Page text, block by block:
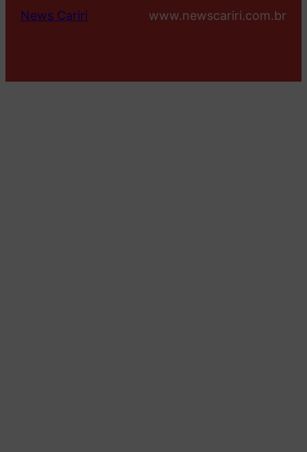
News Cariri www.newscariri.com.br